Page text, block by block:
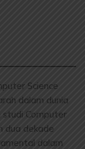
Science
dalam dunia
studi Computer
dua dekade
dalam